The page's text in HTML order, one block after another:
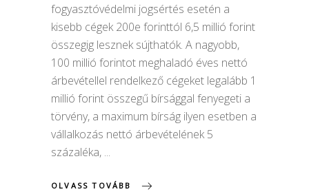
fogyasztóvédelmi jogsértés esetén a
kisebb cégek 200e forinttól 6,5 millió forint
összegig lesznek sújthatók. A nagyobb,
100 millió forintot meghaladó éves nettó
árbevétellel rendelkező cégeket legalább 1
millió forint összegű bírsággal fenyegeti a
törvény, a maximum bírság ilyen esetben a
vállalkozás nettó árbevételének 5
százaléka,
OLVASS TOVÁBB